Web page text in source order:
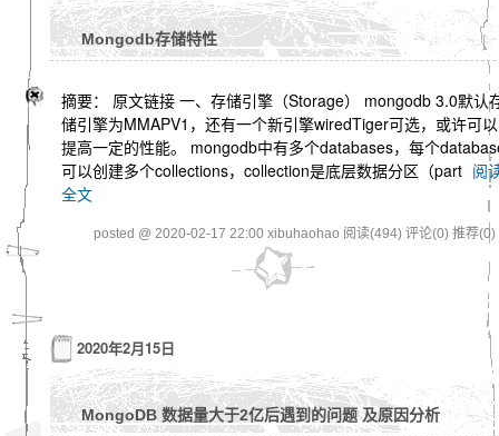
Mongodb存储特性
摘要： 原文链接 一、存储引擎（Storage） mongodb 3.0默认
储引擎为MMAPV1，还有一个新引擎wiredTiger可选，或许可以
提高一定的性能。 mongodb中有多个databases，每个
可以创建多个collections，collection是底层数据分区（part 阅
全文
posted @ 2020-02-17 22:00 xibuhaohao 阅读(494) 评论(0) 推荐(0)
2020年2月15日
MongoDB 数据量大于2亿后遇到的问题 及原因分析